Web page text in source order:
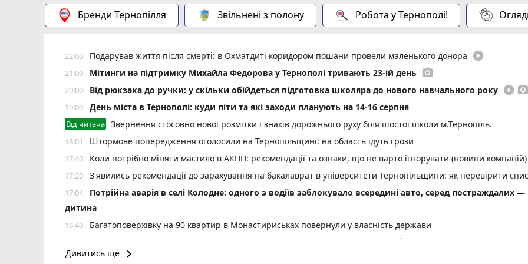
Бренди Тернопілля Звільнені з полону Робота у Тернополі!
22:00 Подарував життя після смерті: в Охматдиті коридором пошани провели маленького донора play_circle_filled
21:00 Мітинги на підтримку Михайла Федорова у Тернополі тривають 23-ій день photo_camera
20:00 Від рюкзака до ручки: у скільки обійдеться підготовка школяра до нового навчального року play_circle_filled photo_camera
19:00 День міста в Тернополі: куди піти та які заходи планують на 14-16 серпня
Від читача Звернення стосовно нової розмітки і знаків дорожнього руху біля шостої школи м.Тернопіль.
18:01 Штормове попередження оголосили на Тернопільщині: на область ідуть грози
17:40 Коли потрібно міняти мастило в АКПП: рекомендації та ознаки, що не варто ігнорувати (новини компаній)
17:20 З'явились рекомендації до зарахування на бакалаврат в університети Тернопільщини: як перевірити
17:04
Потрійна аварія в селі Колодне: одного з водіїв заблокувало всередині авто, серед постраждалих —
дитина
16:40 Багатоповерхівку на 90 квартир в Монастириськах повернули у власність держави
Культура військової справи: що варто знати перед вступом (пресслужба)
16:09 Сучасна операційна у «Клініці професора Стефана Хміля»: показуємо, у чому її особливість
Дивитись ще keyboard_arrow_right